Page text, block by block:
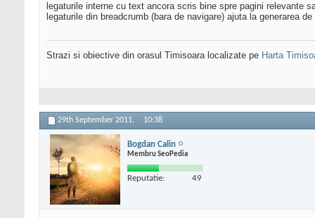
legaturile interne cu text ancora scris bine spre pagini relevante
legaturile din breadcrumb (bara de navigare) ajuta la generarea
Strazi si obiective din orasul Timisoara localizate pe Harta
29th September 2011, 10:38
Bogdan Calin
Membru SeoPedia
Reputatie: 49